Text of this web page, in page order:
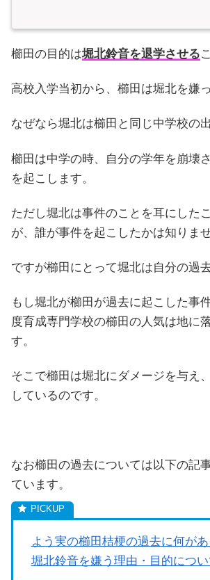
櫛田の目的は堀北鈴音を退学させる
高校入学当初から、櫛田は堀北を嫌
なぜなら堀北は櫛田と同じ中学校の
櫛田は中学の時、自分の学年を崩壊
を起こします。
ただし堀北は事件のことを耳にした
が、誰が事件を起こしたかは知りま
ですが櫛田にとって堀北は自分の過
もし堀北が櫛田が過去に起こした事
度育成専門学校の櫛田の人気は地に
す。
そこで櫛田は堀北にダメージを与え
しているのです。
なお櫛田の過去については以下の記
ています。
よう実の櫛田桔梗の過去に何が
堀北鈴音を嫌う理由・目的につい